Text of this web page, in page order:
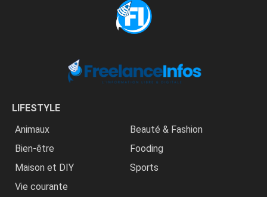
LIFESTYLE
Animaux
Beauté & Fashion
Bien-être
Fooding
Maison et DIY
Sports
Vie courante